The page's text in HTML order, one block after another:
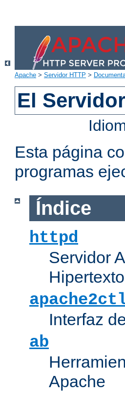
Apache > Servidor HTTP >
El
Esta página
programas
Índice
httpd
Servidor
Interfaz
ab
Apache